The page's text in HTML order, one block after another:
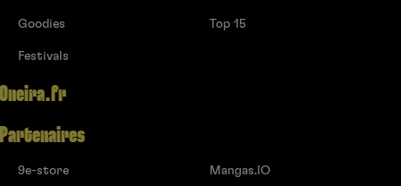
Goodies
Festivals
Top 15
Oneira.fr
Partenaires
9e-store Mangas.IO